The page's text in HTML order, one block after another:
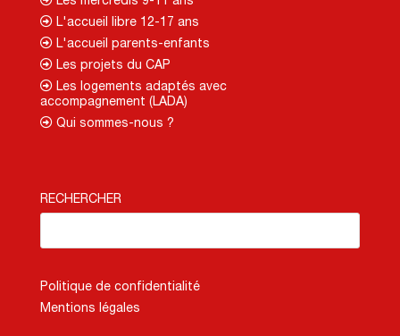
L'accueil libre 12-17 ans
L'accueil parents-enfants
Les projets du CAP
Les logements adaptés avec
accompagnement (LADA)
Qui sommes-nous ?
RECHERCHER
Politique de confidentialité
Mentions légales